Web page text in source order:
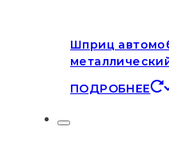
Шприц
ПОДРОБНЕЕ